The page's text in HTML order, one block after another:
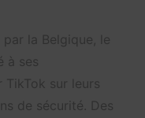
la Belgique, l e
à ses
sur leurs
de sécurité. Des